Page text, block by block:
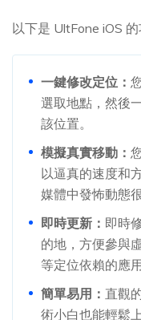
以下是 UltFone iOS
一鍵修改定位：
選取地點，然後
該位置。
模擬真實移動：
以逼真的速度和
媒體中發怖動態很
即時更新： 即時
的地，方便參與
等定位依賴的應
簡單易用： 直觀
術小白也能輕鬆上